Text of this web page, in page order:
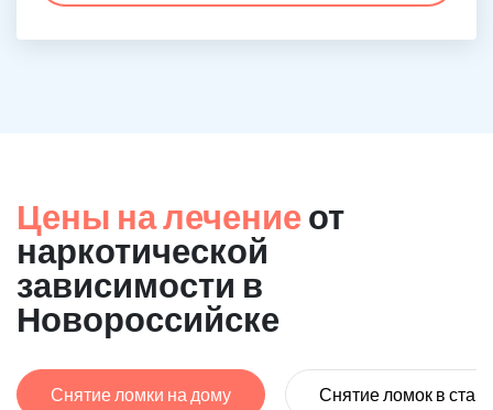
Цены на лечение от
наркотической
зависимости в
Новороссийске
Снятие ломки на дому Снятие ломок в